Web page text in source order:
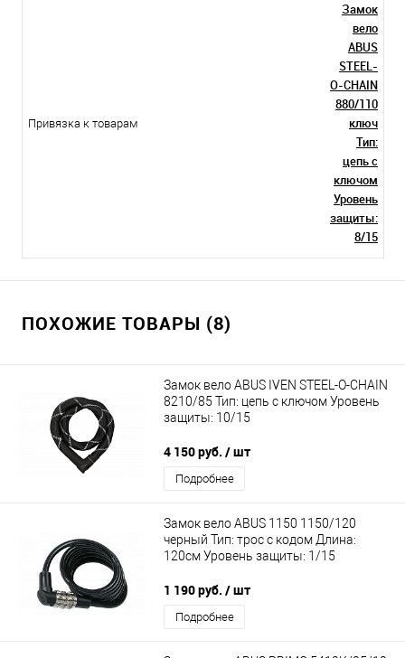
Привязка к товарам
Замок
вело
ABUS
STEEL-
O-CHAIN
880/110
ключ
Тип:
цепь с
ключом
Уровень
защиты:
8/15
ПОХОЖИЕ ТОВАРЫ (8)
Замок вело ABUS IVEN STEEL-O-CHAIN
8210/85 Тип: цепь с ключом Уровень
защиты: 10/15
4 150 руб. / шт
Подробнее
Замок вело ABUS 1150 1150/120
черный Тип: трос с кодом Длина:
120см Уровень защиты: 1/15
1 190 руб. / шт
Подробнее